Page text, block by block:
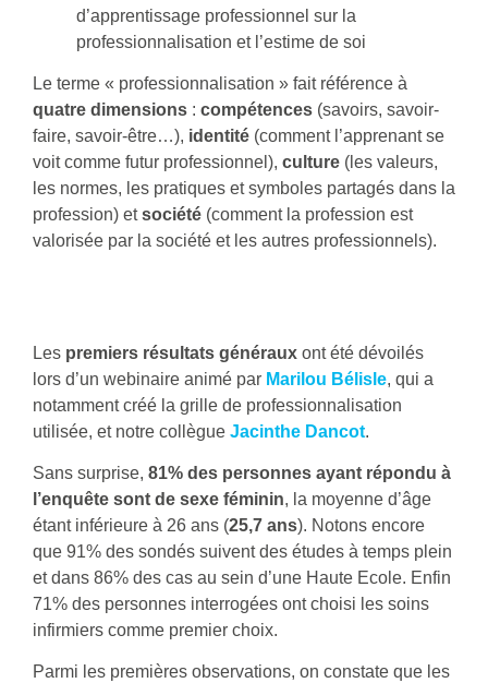
d’apprentissage professionnel sur la
professionnalisation et l’estime de soi
Le terme « professionnalisation » fait référence à
quatre dimensions : compétences (savoirs, savoir-
faire, savoir-être…), identité (comment l’apprenant se
voit comme futur professionnel), culture (les valeurs,
les normes, les pratiques et symboles partagés dans la
profession) etsociété (comment la profession est
valorisée par la société et les autres professionnels).
Les premiers résultats généraux ont été dévoilés
lors d’un webinaire animé par Marilou Bélisle, qui a
notamment créé la grille de professionnalisation
utilisée, et notre collègue Jacinthe Dancot.
Sans surprise, 81% des personnes ayant répondu à
l’enquête sont de sexe féminin, la moyenne d’âge
étant inférieure à 26 ans (25,7 ans). Notons encore
que 91% des sondés suivent des études à temps plein
et dans 86% des cas au sein d’une Haute Ecole. Enfin
71% des personnes interrogées ont choisi les soins
infirmiers comme premier choix.
Parmi les premières observations, on constate que les